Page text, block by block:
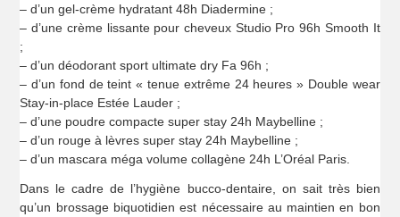
– d’un gel-crème hydratant 48h Diadermine ;
– d’une crème lissante pour cheveux Studio Pro 96h Smooth It
;
– d’un déodorant sport ultimate dry Fa 96h ;
– d’un fond de teint « tenue extrême 24 heures » Double wear
Stay-in-place Estée Lauder ;
– d’une poudre compacte super stay 24h Maybelline ;
– d’un rouge à lèvres super stay 24h Maybelline ;
– d’un mascara méga volume collagène 24h L’Oréal Paris.
Dans le cadre de l’hygiène bucco-dentaire, on sait très bien
qu’un brossage biquotidien est nécessaire au maintien en bon